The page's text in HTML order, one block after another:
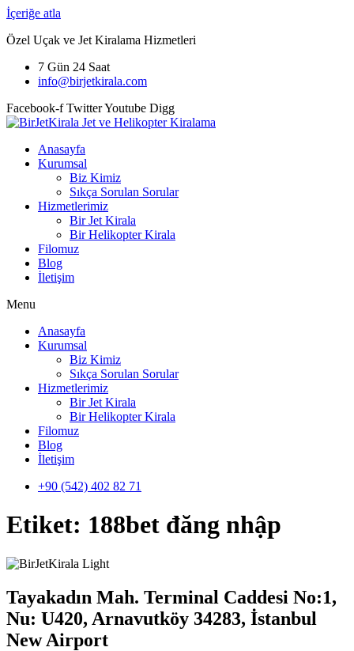
İçeriğe atla
Özel Uçak ve Jet Kiralama Hizmetleri
7 Gün 24 Saat
info@birjetkirala.com
Facebook-f TwitterYoutube Digg
Anasayfa
Kurumsal
Biz Kimiz
Sıkça Sorulan Sorular
Hizmetlerimiz
Bir Jet Kirala
Bir Helikopter Kirala
Filomuz
Blog
İletişim
Menu
Anasayfa
Kurumsal
Biz Kimiz
Sıkça Sorulan Sorular
Hizmetlerimiz
Bir Jet Kirala
Bir Helikopter Kirala
Filomuz
Blog
İletişim
+90 (542) 402 82 71
Etiket: 188bet đăng nhập
Tayakadın Mah. Terminal Caddesi No:1,
Nu: U420, Arnavutköy 34283, İstanbul
New Airport